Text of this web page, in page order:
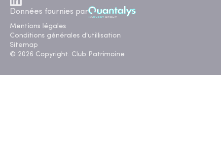
Données fournies par
Mentions légales
Conditions générales d'utillisation
Sitemap
© 2026 Copyright. Club Patrimoine